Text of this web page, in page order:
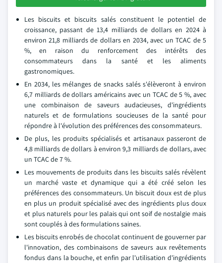
Les biscuits et biscuits salés constituent le potentiel de
croissance, passant de 13,4 milliards de dollars en 2024 à
environ 21,8 milliards de dollars en 2034, avec un TCAC de 5
%, en raison du renforcement des intérêts des
consommateurs dans la santé et les aliments
gastronomiques.
En 2034, les mélanges de snacks salés s'élèveront à environ
6,7 milliards de dollars américains avec un TCAC de 5 %, avec
une combinaison de saveurs audacieuses, d'ingrédients
naturels et de formulations soucieuses de la santé pour
répondre à l'évolution des préférences des consommateurs.
De plus, les produits spécialisés et artisanaux passeront de
4,8 milliards de dollars à environ 9,3 milliards de dollars, avec
un TCAC de 7 %.
Les mouvements de produits dans les biscuits salés révèlent
un marché vaste et dynamique qui a été créé selon les
préférences des consommateurs. Un biscuit doux est de plus
en plus un produit spécialisé avec des ingrédients plus doux
et plus naturels pour les palais qui ont soif de nostalgie mais
sont couplés à des formulations saines.
Les biscuits enrobés de chocolat continuent de gouverner par
l'innovation, des combinaisons de saveurs aux revêtements
fondus dans la bouche, et enfin par l'utilisation d'ingrédients